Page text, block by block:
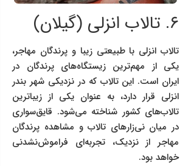
۶. تالاب انزلی (گیلان)
تالاب انزلی با طبیعتی زیبا و پرندگان مهاجر،
یکی از مهم‌ترین زیستگاه‌های پرندگان در
ایران است. این تالاب که در نزدیکی شهر بندر
انزلی قرار دارد، به عنوان یکی از زیباترین
تالاب‌های کشور شناخته می‌شود. قایق‌سواری
در میان نی‌زارهای تالاب و مشاهده پرندگان
مهاجر از نزدیک، تجربه‌ای فراموش‌نشدنی
خواهد بود.